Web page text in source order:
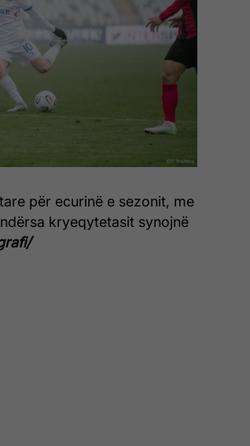
për ecurinë e sezonit, me
kryeqytetasit synojnë